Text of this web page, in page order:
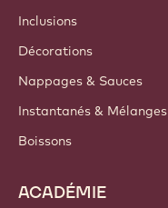
Inclusions
Décorations
Nappages & Sauces
Instantanés & Mélanges
Boissons
ACADÉMIE